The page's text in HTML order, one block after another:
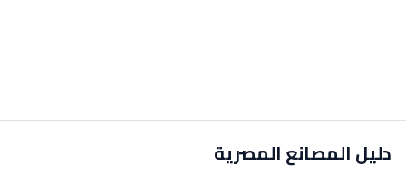
دليل المصانع المصرية